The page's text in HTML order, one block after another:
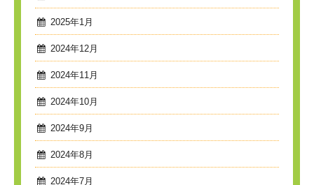
2025年1月
2024年12月
2024年11月
2024年10月
2024年9月
2024年8月
2024年7月